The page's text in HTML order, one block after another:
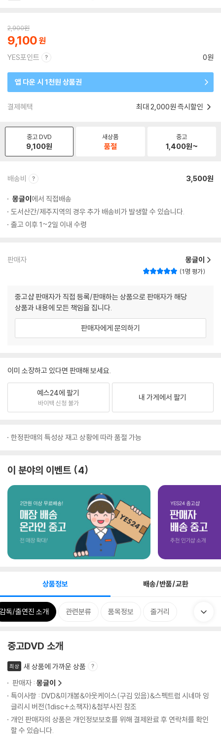
2,900원
9,100
YES포인트 0원
앱 다운 시 1천원 상품권
결제혜택 최대 2,000원 즉시할인
중고 DVD
9,100원
새상품
품절
중고
1,400원~
배송비 3,500원
몽글이에서 직접배송
도서산간/제주지역의 경우 추가 배송비가 발생할 수 있습니다.
출고 이후 1~2일 이내 수령
판매자 몽글이
1명 평가
중고샵 판매자가 직접 등록/판매하는 상품으로 판매자가 해당
상품과 내용에 모든 책임을 집니다.
판매자에게 문의하기
이미 소장하고 있다면 판매해 보세요.
예스24에 팔기
바이백 신청 불가
내 가게에서 팔기
한정판매의 특성상 재고 상황에 따라 품절 가능
이 분야의 이벤트 4
상품정보 배송/반품/교환
감독/출연진 소개 관련분류 품목정보 줄거리
중고DVD 소개
최상
새 상품에 가까운 상품
판매자 : 몽글이
특이사항 : DVD&미개봉&아웃케이스(구김 있음)&스펙트럼 시네마 잉
글리시 버전(1disc+소책자)&첨부사진 참조
개인 판매자의 상품은 개인정보보호를 위해 결제완료 후 연락처를 확인
할 수 있습니다.